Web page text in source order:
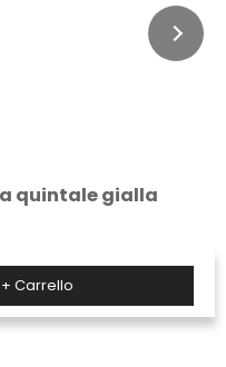
quintale gialla
+ Carrello